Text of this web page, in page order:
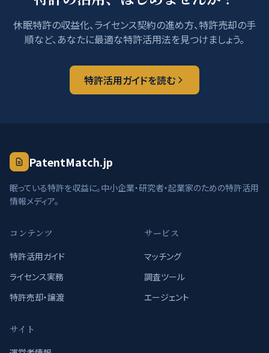
休眠特許の収益化、ライセンス契約の進め方、特許売却の手
順など、あなたに最適な特許活用法を見つけましょう。
特許活用ガイドを読む
PatentMatch.jp
眠っている特許を収益に。中小企業・研究者・起業家のための特許活用
情報メディア。
コンテンツ
特許活用ガイド
ライセンス実務
特許売却・譲渡
サービス
マッチング
調査ツール
エージェント
サイト